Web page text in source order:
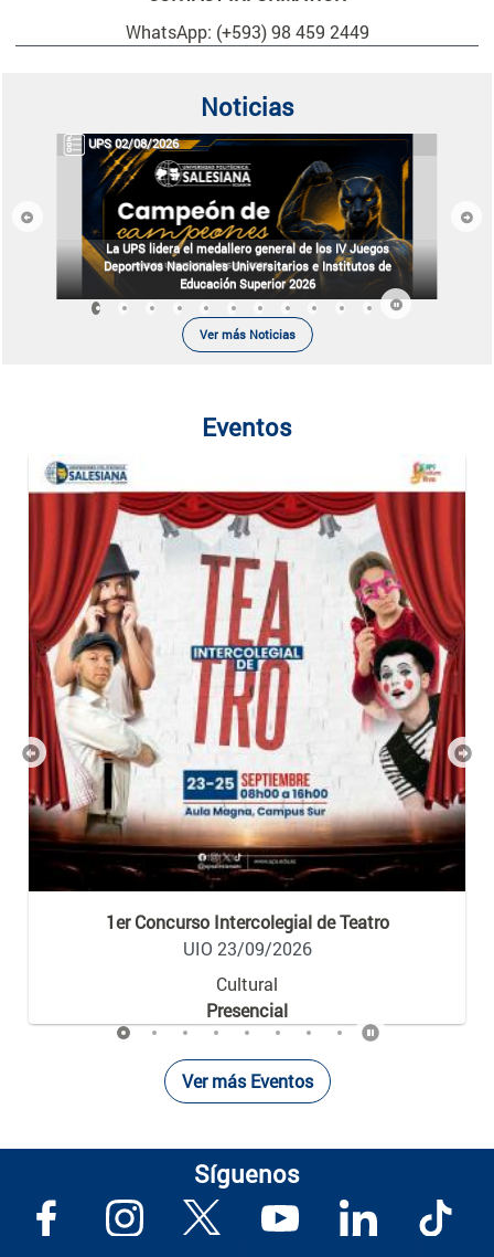
WhatsApp: (+593) 98 459 2449
Noticias
UPS 02/08/2026
La UPS lidera el medallero general de los IV Juegos
Deportivos Nacionales Universitarios e Institutos de
Educación Superior 2026
Previous Next
Ver más Noticias
Eventos
1er Concurso Intercolegial de Teatro
UIO 23/09/2026
Cultural
Presencial
Previous
Ver más Eventos
Síguenos